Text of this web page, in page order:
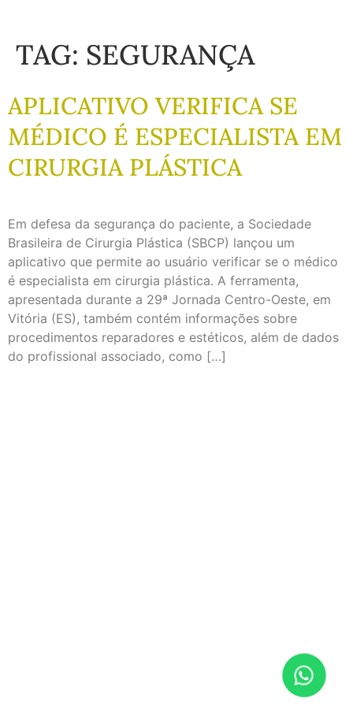
TAG: SEGURANÇA
APLICATIVO VERIFICA SE
MÉDICO É ESPECIALISTA EM
CIRURGIA PLÁSTICA
Em defesa da segurança do paciente, a Sociedade
Brasileira de Cirurgia Plástica (SBCP) lançou um
aplicativo que permite ao usuário verificar se o médico
é especialista em cirurgia plástica. A ferramenta,
apresentada durante a 29ª Jornada Centro-Oeste, em
Vitória (ES), também contém informações sobre
procedimentos reparadores e estéticos, além de dados
do profissional associado, como […]